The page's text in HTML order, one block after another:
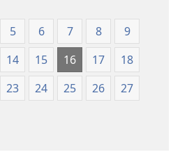
—
Bản
dịch
Thế
Giới
Mới
Bản
dịch
Thế
Giới
Mới
5 6 7 8
9
14 15 16 17
18
23 24 25 26
27